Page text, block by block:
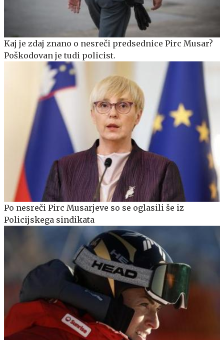
Kaj je zdaj znano o nesreči predsednice Pirc Musar?
Poškodovan je tudi policist.
Po nesreči Pirc Musarjeve so se oglasili še iz
Policijskega sindikata